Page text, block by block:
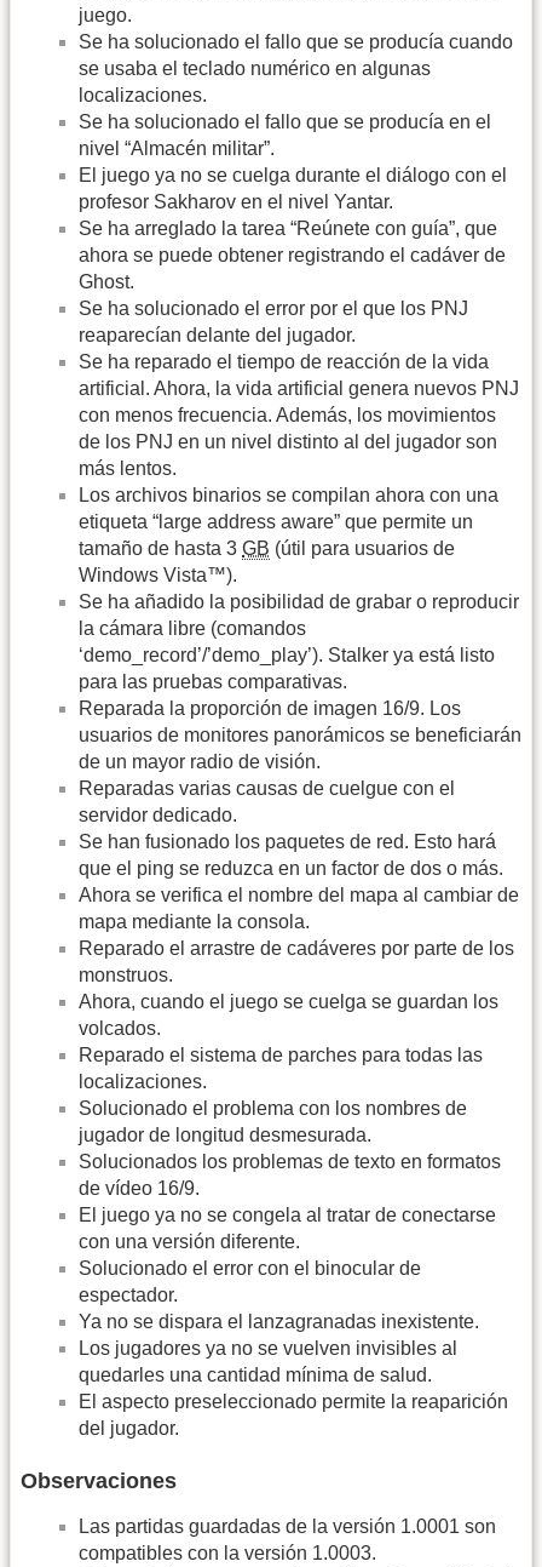
juego.
Se ha solucionado el fallo que se producía cuando
se usaba el teclado numérico en algunas
localizaciones.
Se ha solucionado el fallo que se producía en el
nivel “Almacén militar”.
El juego ya no se cuelga durante el diálogo con el
profesor Sakharov en el nivel Yantar.
Se ha arreglado la tarea “Reúnete con guía”, que
ahora se puede obtener registrando el cadáver de
Ghost.
Se ha solucionado el error por el que los PNJ
reaparecían delante del jugador.
Se ha reparado el tiempo de reacción de la vida
artificial. Ahora, la vida artificial genera nuevos PNJ
con menos frecuencia. Además, los movimientos
de los PNJ en un nivel distinto al del jugador son
más lentos.
Los archivos binarios se compilan ahora con una
etiqueta “large address aware” que permite un
tamaño de hasta 3 GB (útil para usuarios de
Windows Vista™).
Se ha añadido la posibilidad de grabar o reproducir
la cámara libre (comandos
‘demo_record’/’demo_play’). Stalker ya está listo
para las pruebas comparativas.
Reparada la proporción de imagen 16/9. Los
usuarios de monitores panorámicos se beneficiarán
de un mayor radio de visión.
Reparadas varias causas de cuelgue con el
servidor dedicado.
Se han fusionado los paquetes de red. Esto hará
que el ping se reduzca en un factor de dos o más.
Ahora se verifica el nombre del mapa al cambiar de
mapa mediante la consola.
Reparado el arrastre de cadáveres por parte de los
monstruos.
Ahora, cuando el juego se cuelga se guardan los
volcados.
Reparado el sistema de parches para todas las
localizaciones.
Solucionado el problema con los nombres de
jugador de longitud desmesurada.
Solucionados los problemas de texto en formatos
de vídeo 16/9.
El juego ya no se congela al tratar de conectarse
con una versión diferente.
Solucionado el error con el binocular de
espectador.
Ya no se dispara el lanzagranadas inexistente.
Los jugadores ya no se vuelven invisibles al
quedarles una cantidad mínima de salud.
El aspecto preseleccionado permite la reaparición
del jugador.
Observaciones
Las partidas guardadas de la versión 1.0001 son
compatibles con la versión 1.0003.